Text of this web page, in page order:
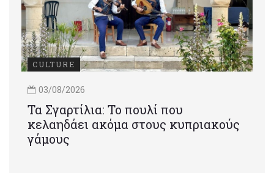
CULTURE
03/08/2026
Τα Σγαρτίλια: Το πουλί που
κελαηδάει ακόμα στους κυπριακούς
γάμους